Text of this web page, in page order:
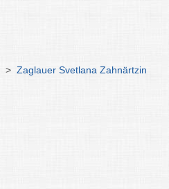
> Zaglauer Svetlana Zahnärtzin